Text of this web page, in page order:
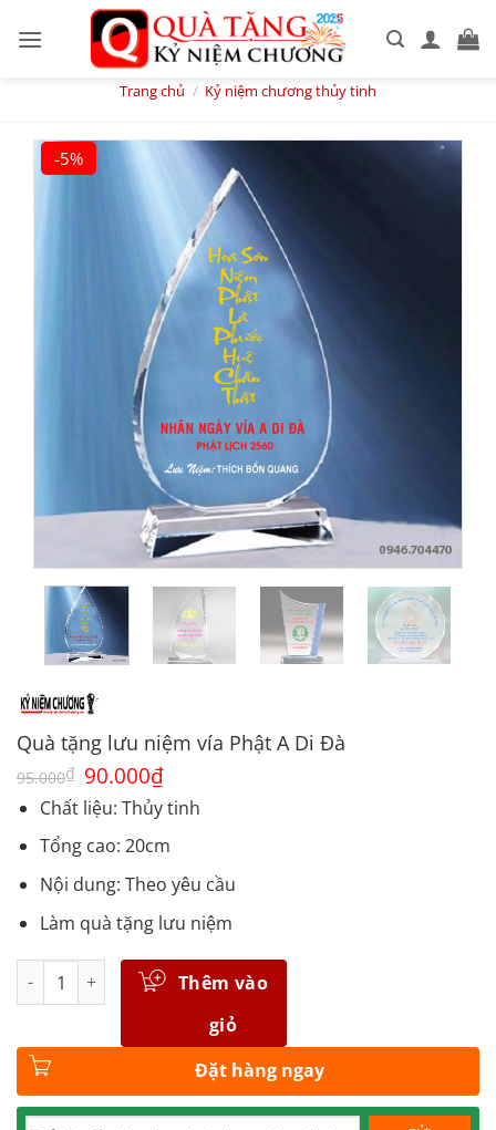
Trang chủ / Kỷ niệm chương thủy tinh
-5%
Quà tặng lưu niệm vía Phật A Di Đà
95.000₫ Giá
gốc
là:
95.000₫.
90.000₫Giá
tại
là:
Chất liệu: Thủy tinh
Tổng cao: 20cm
Nội dung: Theo yêu cầu
Làm quà tặng lưu niệm
Số lượng
Thêm vào
giỏ
Đặt hàng ngay